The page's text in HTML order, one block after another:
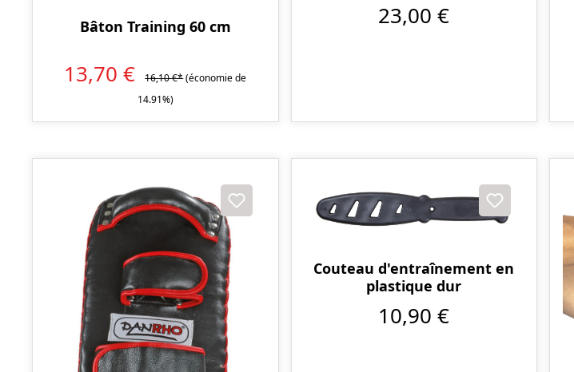
Bâton Training 60 cm
13,70 € 16,10 €*(économie de
14.91%)
23,00 €
Couteau d'entraînement en
plastique dur
10,90 €